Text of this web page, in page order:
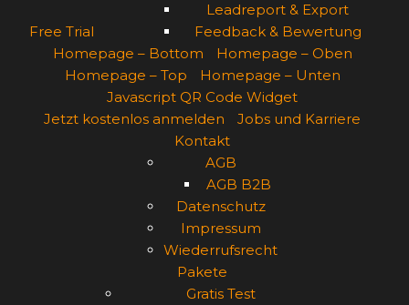
Free Trial
Leadreport & Export
Feedback & Bewertung
Homepage – Bottom
Homepage – Oben
Homepage – Top
Homepage – Unten
Javascript QR Code Widget
Jetzt kostenlos anmelden
Jobs und Karriere
Kontakt
AGB
AGB B2B
Datenschutz
Impressum
Wiederrufsrecht
Pakete
Gratis Test